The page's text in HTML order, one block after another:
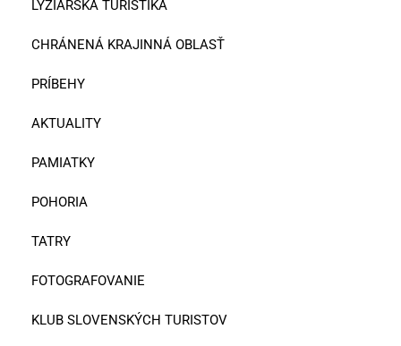
LYŽIARSKA TURISTIKA
CHRÁNENÁ KRAJINNÁ OBLASŤ
PRÍBEHY
AKTUALITY
PAMIATKY
POHORIA
TATRY
FOTOGRAFOVANIE
KLUB SLOVENSKÝCH TURISTOV